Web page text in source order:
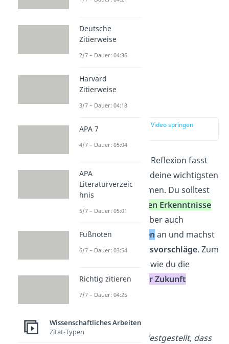
Fazit
zur Stelle im Video springen
Im Schlussteil deiner Reflexion fasst
du noch einmal kurz deine wichtigsten
Erkenntnisse zusammen. Du solltest
positiven Erkenntnisse
Du führst aber auch
negative Erfahrungen an und machst
hierzuVerbesserungsvorschläge. Zum
Schluss legst du dar, wie du die
Lernerkenntnisin der Zukunft
einsetzenkannst.
Insgesamt habe ich festgestellt, dass
Deutsche
Zitierweise
2/7 – Dauer: 04:36
Harvard
Zitierweise
3/7 – Dauer: 04:18
APA 7
4/7 – Dauer: 05:04
APA
Literaturverzeic
hnis
5/7 – Dauer: 05:01
Fußnoten
6/7 – Dauer: 03:54
Richtig zitieren
7/7 – Dauer: 04:25
Wissenschaftliches Arbeiten
Zitat-Typen